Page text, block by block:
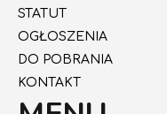
STATUT
OGŁOSZENIA
DO POBRANIA
KONTAKT